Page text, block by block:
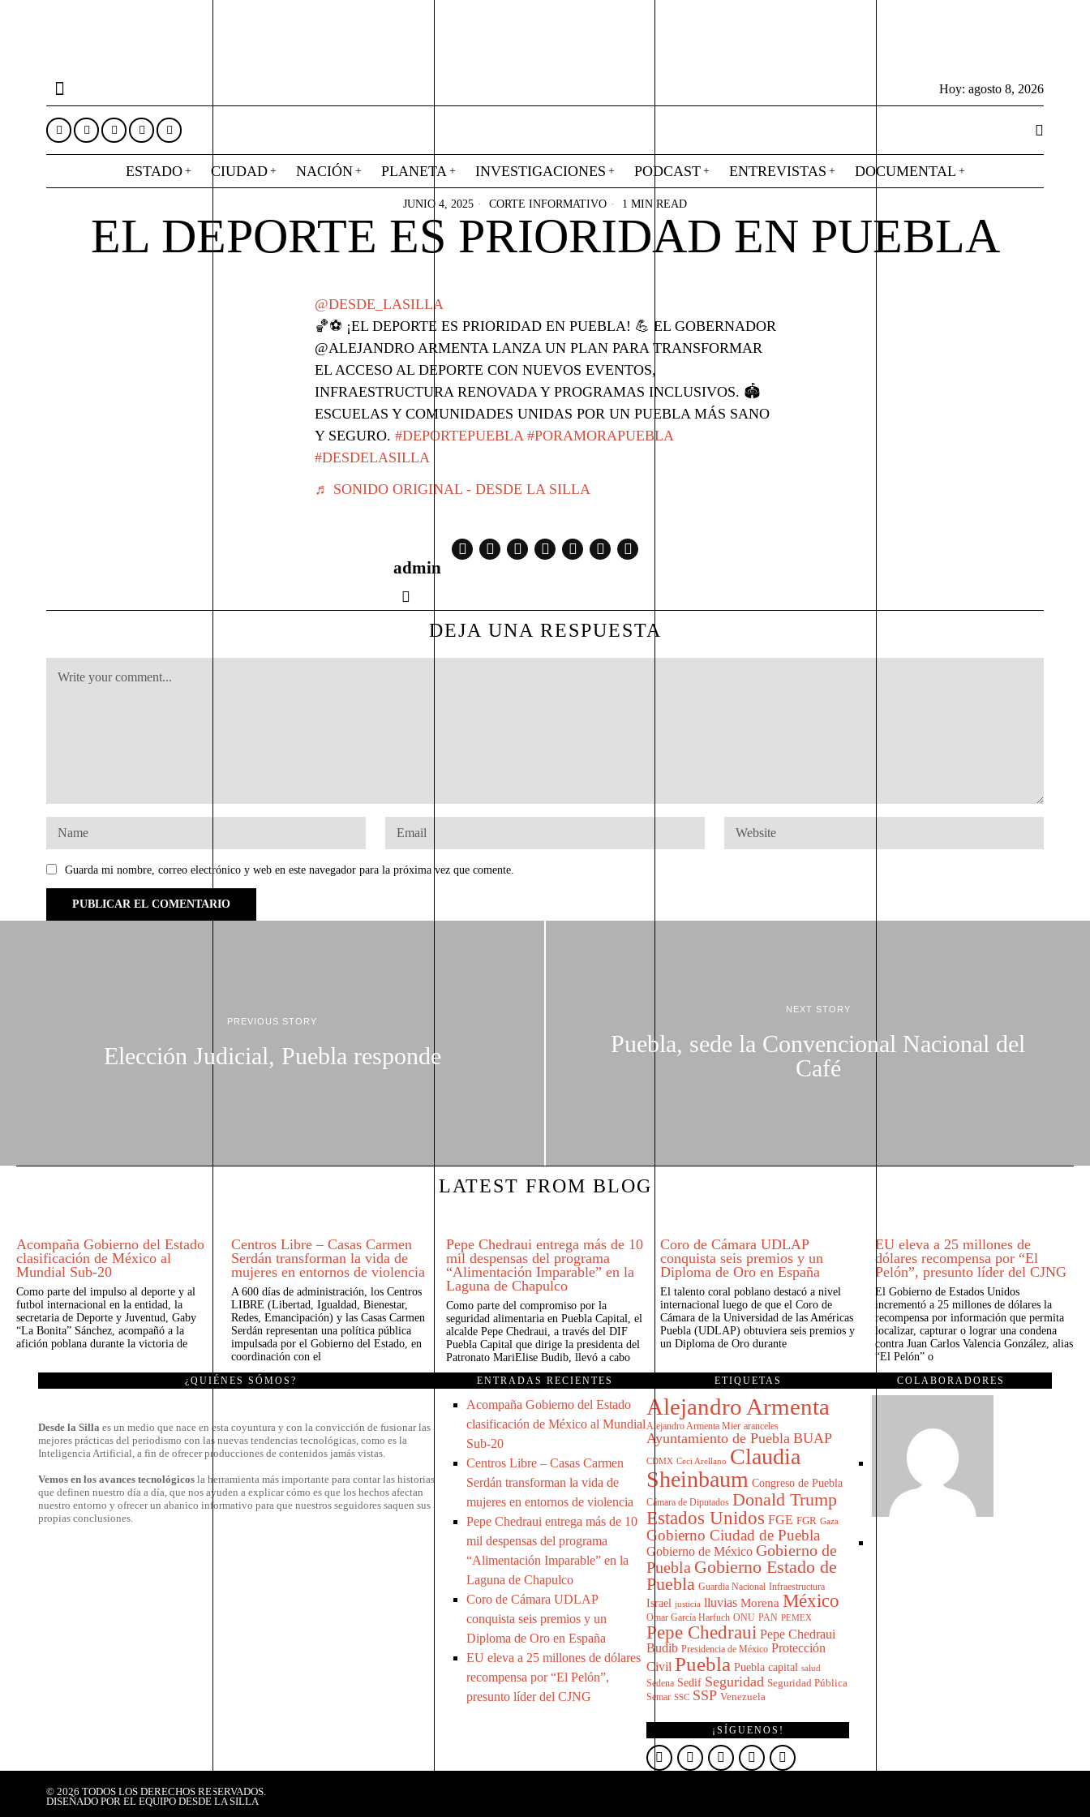
Hoy: agosto 8, 2026
ESTADO CIUDAD NACIÓN PLANETA INVESTIGACIONES PODCAST ENTREVISTAS DOCUMENTAL
JUNIO 4, 2025 CORTE INFORMATIVO 1 MIN READ
EL DEPORTE ES PRIORIDAD EN PUEBLA
@DESDE_LASILLA
🏀⚽ ¡EL DEPORTE ES PRIORIDAD EN PUEBLA! 💪 EL GOBERNADOR
@ALEJANDRO ARMENTA LANZA UN PLAN PARA TRANSFORMAR
EL ACCESO AL DEPORTE CON NUEVOS EVENTOS,
INFRAESTRUCTURA RENOVADA Y PROGRAMAS INCLUSIVOS. 🏟️
ESCUELAS Y COMUNIDADES UNIDAS POR UN PUEBLA MÁS SANO
Y SEGURO. #DEPORTEPUEBLA #PORAMORAPUEBLA
#DESDELASILLA
♬ SONIDO ORIGINAL - DESDE LA SILLA
admin
DEJA UNA RESPUESTA
Guarda mi nombre, correo electrónico y web en este navegador para la próxima vez que comente.
PREVIOUS STORY
Elección Judicial, Puebla responde
NEXT STORY
Puebla, sede la Convencional Nacional del
Café
LATEST FROM BLOG
Acompaña Gobierno del Estado
clasificación de México al
Mundial Sub-20
Como parte del impulso al deporte y al
futbol internacional en la entidad, la
secretaria de Deporte y Juventud, Gaby
“La Bonita” Sánchez, acompañó a la
afición poblana durante la victoria de
Centros Libre – Casas Carmen
Serdán transforman la vida de
mujeres en entornos de violencia
A 600 días de administración, los Centros
LIBRE (Libertad, Igualdad, Bienestar,
Redes, Emancipación) y las Casas Carmen
Serdán representan una política pública
impulsada por el Gobierno del Estado, en
coordinación con el
Pepe Chedraui entrega más de 10
mil despensas del programa
“Alimentación Imparable” en la
Laguna de Chapulco
Como parte del compromiso por la
seguridad alimentaria en Puebla Capital, el
alcalde Pepe Chedraui, a través del DIF
Puebla Capital que dirige la presidenta del
Patronato MariElise Budib, llevó a cabo
Coro de Cámara UDLAP
conquista seis premios y un
Diploma de Oro en España
El talento coral poblano destacó a nivel
internacional luego de que el Coro de
Cámara de la Universidad de las Américas
Puebla (UDLAP) obtuviera seis premios y
un Diploma de Oro durante
EU eleva a 25 millones de
dólares recompensa por “El
Pelón”, presunto líder del CJNG
El Gobierno de Estados Unidos
incrementó a 25 millones de dólares la
recompensa por información que permita
localizar, capturar o lograr una condena
contra Juan Carlos Valencia González, alias
“El Pelón” o
¿QUIÉNES SÓMOS?
Desde la Silla es un medio que nace en esta coyuntura y con la convicción de fusionar las
mejores prácticas del periodismo con las nuevas tendencias tecnológicas, como es la
Inteligencia Artificial, a fin de ofrecer producciones de contenidos jamás vistas.
Vemos en los avances tecnológicos la herramienta más importante para contar las historias
que definen nuestro día a día, que nos ayuden a explicar cómo es que los hechos afectan
nuestro entorno y ofrecer un abanico informativo para que nuestros seguidores saquen sus
propias conclusiones.
ENTRADAS RECIENTES
Acompaña Gobierno del Estado
clasificación de México al Mundial
Sub-20
Centros Libre – Casas Carmen
Serdán transforman la vida de
mujeres en entornos de violencia
Pepe Chedraui entrega más de 10
mil despensas del programa
“Alimentación Imparable” en la
Laguna de Chapulco
Coro de Cámara UDLAP
conquista seis premios y un
Diploma de Oro en España
EU eleva a 25 millones de dólares
recompensa por “El Pelón”,
presunto líder del CJNG
ETIQUETAS
Alejandro Armenta
Alejandro Armenta Mier aranceles
Ayuntamiento de Puebla BUAP
CDMX Ceci Arellano Claudia
Sheinbaum Congreso de Puebla
Cámara de Diputados Donald Trump
Estados Unidos FGE FGR Gaza
Gobierno Ciudad de Puebla
Gobierno de México Gobierno de
Puebla Gobierno Estado de
Puebla Guardia Nacional Infraestructura
Israel justicia lluvias Morena México
Omar García Harfuch ONU PAN PEMEX
Pepe Chedraui Pepe Chedraui
Budib Presidencia de México Protección
Civil Puebla Puebla capital salud
Sedena Sedif Seguridad Seguridad Pública
Semar SSC SSP Venezuela
¡SÍGUENOS!
COLABORADORES
© 2026 TODOS LOS DERECHOS RESERVADOS.
DISEÑADO POR EL EQUIPO DESDE LA SILLA